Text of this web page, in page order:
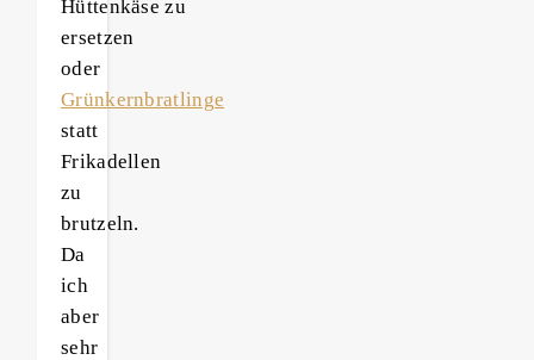
Hüttenkäse zu
ersetzen
oder
Grünkernbratlinge
statt
Frikadellen
zu
brutzeln.
Da
ich
aber
sehr